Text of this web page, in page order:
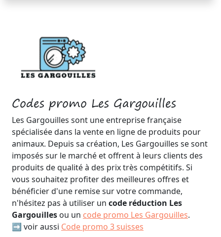
Codes promo Les Gargouilles
Les Gargouilles sont une entreprise française
spécialisée dans la vente en ligne de produits pour
animaux. Depuis sa création, Les Gargouilles se sont
imposés sur le marché et offrent à leurs clients des
produits de qualité à des prix très compétitifs. Si
vous souhaitez profiter des meilleures offres et
bénéficier d'une remise sur votre commande,
n'hésitez pas à utiliser un code réduction Les
Gargouilles ou un code promo Les Gargouilles.
➡️ voir aussi Code promo 3 suisses